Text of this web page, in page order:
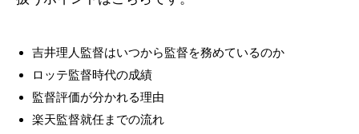
吉井理人監督はいつから監督を務めているのか
ロッテ監督時代の成績
監督評価が分かれる理由
楽天監督就任までの流れ